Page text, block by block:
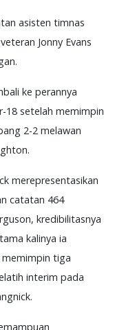
asisten timnas
Jonny Evans
ke perannya
18 setelah memimpin
2-2 melawan
merepresentasikan
catatan 464
kredibilitasnya
kalinya ia
tiga
interim pada